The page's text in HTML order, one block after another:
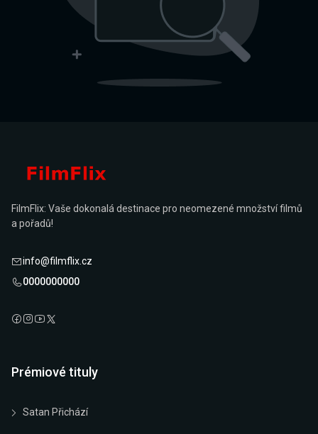
FilmFlix: Vaše dokonalá destinace pro neomezené množství filmů
a pořadů!
info@filmflix.cz
0000000000
Prémiové tituly
Satan Přichází